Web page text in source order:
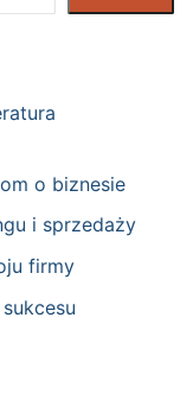
o biznesie
i sprzedaży
firmy